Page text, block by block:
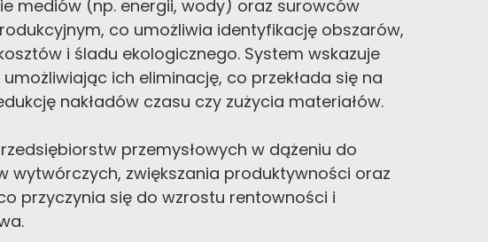
mediów (np. energii, wody) oraz surowców
co umożliwia identyfikację obszarów,
i śladu ekologicznego. System wskazuje
ich eliminację, co przekłada się na
nakładów czasu czy zużycia materiałów.
przemysłowych w dążeniu do
wytwórczych, zwiększania produktywności oraz
przyczynia się do wzrostu rentowności i